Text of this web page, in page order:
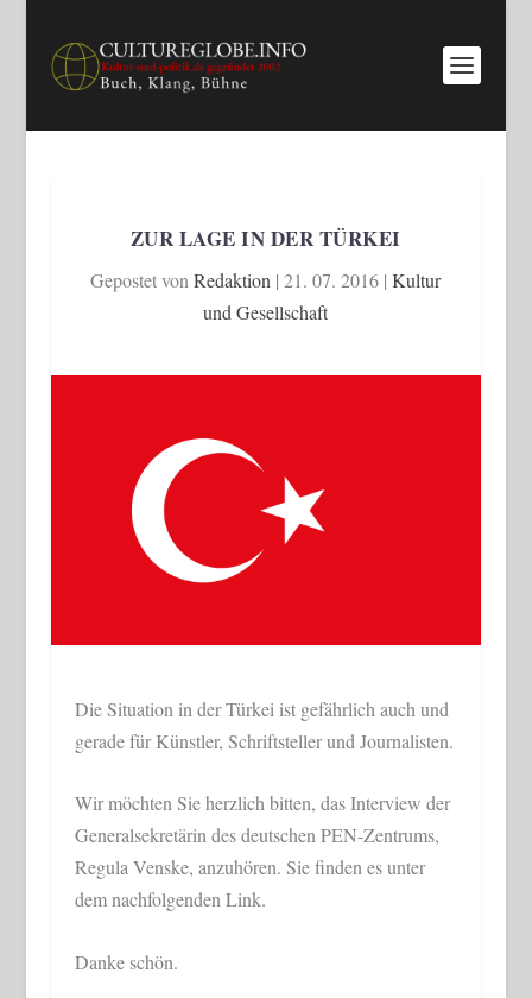
ZUR LAGE IN DER TÜRKEI
Gepostet vonRedaktion |21. 07. 2016 |Kultur
und Gesellschaft
Die Situation in der Türkei ist gefährlich auch und
gerade für Künstler, Schriftsteller und Journalisten.
Wir möchten Sie herzlich bitten, das Interview der
Generalsekretärin des deutschen PEN-Zentrums,
Regula Venske, anzuhören. Sie finden es unter
dem nachfolgenden Link.
Danke schön.